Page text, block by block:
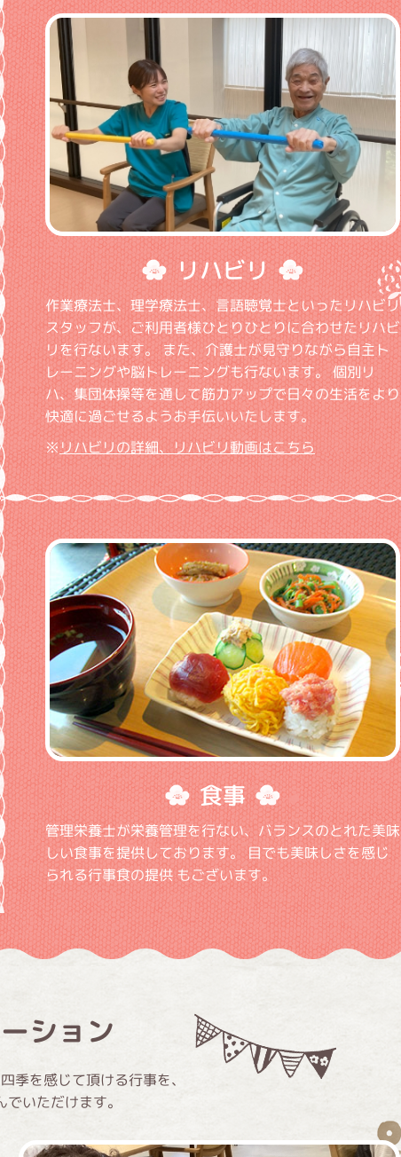
リハビリ
作業療法士、理学療法士、言語聴覚士といったリハビリ
スタッフが、ご利用者様ひとりひとりに合わせたリハビ
リを行ないます。 また、介護士が見守りながら自主ト
レーニングや脳トレーニングも行ないます。 個別リ
ハ、集団体操等を通して筋力アップで日々の生活をより
快適に過ごせるようお手伝いいたします。
※リハビリの詳細、リハビリ動画はこちら
食事
管理栄養士が栄養管理を行ない、バランスのとれた美味
しい食事を提供しております。 目でも美味しさを感じ
られる行事食の提供 もございます。
ション
季を感じて頂ける行事を、
いただけます。